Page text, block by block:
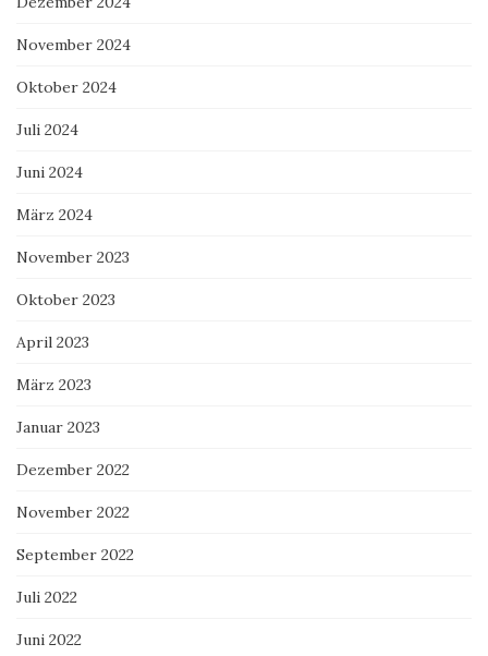
November 2024
Oktober 2024
Juli 2024
Juni 2024
März 2024
November 2023
Oktober 2023
April 2023
März 2023
Januar 2023
Dezember 2022
November 2022
September 2022
Juli 2022
Juni 2022